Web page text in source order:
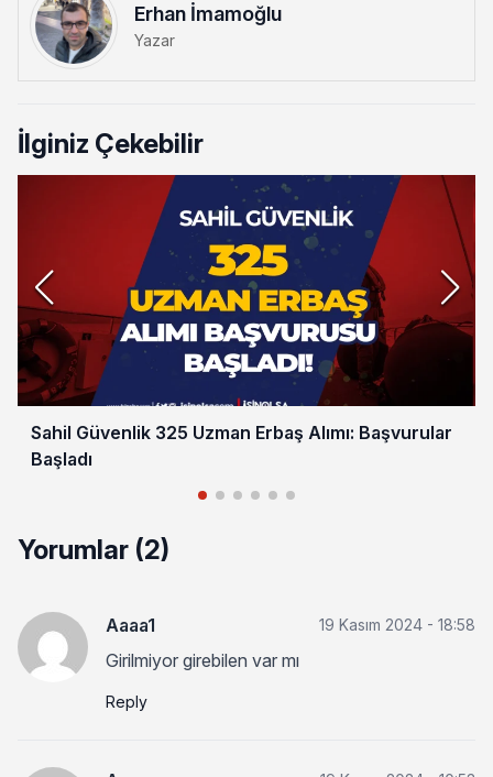
Erhan İmamoğlu
Yazar
İlginiz Çekebilir
Sahil Güvenlik 325 Uzman Erbaş Alımı: Başvurular
Başladı
Yorumlar (2)
Aaaa1 19 Kasım 2024 - 18:58
Girilmiyor girebilen var mı
Reply